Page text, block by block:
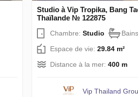
Studio à Vip Tropika, Bang
Thaïlande № 122875
Chambre:Studio
Espace de vie:29.84 m²
Distance à la mer:400 m
Vip Thailand